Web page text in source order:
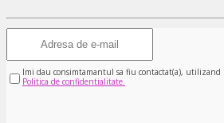
Imi dau consimtamantul sa fiu contactat(a), utilizand
Politica de confidentialitate.